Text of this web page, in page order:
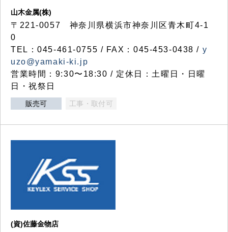
山木金属(株)
〒221-0057 神奈川県横浜市神奈川区青木町4-1
0
TEL：045-461-0755 / FAX：045-453-0438 / y
uzo@yamaki-ki.jp
営業時間：9:30〜18:30 / 定休日：土曜日・日曜
日・祝祭日
販売可 工事・取付可
(資)佐藤金物店